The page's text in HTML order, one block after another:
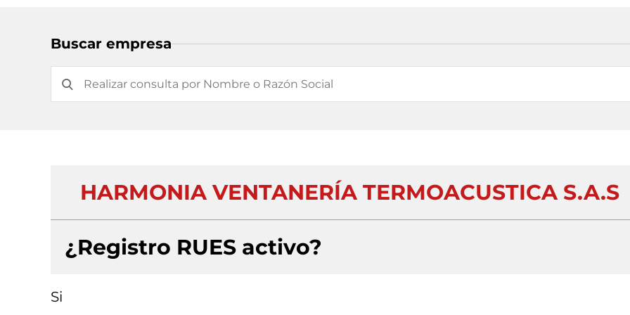
Buscar empresa
HARMONIA VENTANERÍA TERMOACUSTICA S.A.S
¿Registro RUES activo?
Si